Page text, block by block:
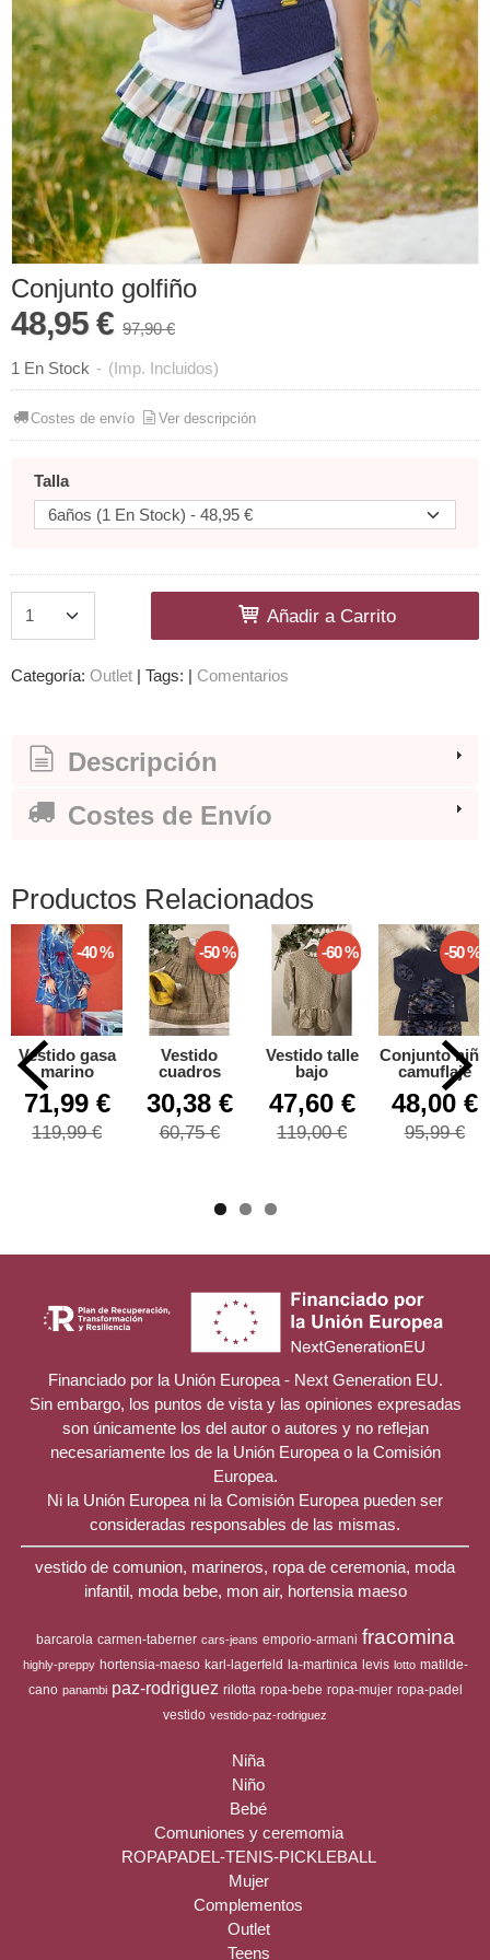
Conjunto golfiño
48,95 € 97,90 €
1 En Stock - (Imp. Incluidos)
Costes de envío Ver descripción
Talla
Añadir a Carrito
Categoría: Outlet | Tags: | Comentarios
Descripción
Costes de Envío
Productos Relacionados
-40 %
Vestido gasa
marino
71,99 €
119,99 €
-50 %
Vestido
cuadros
30,38 €
60,75 €
-60 %
Vestido talle
bajo
47,60 €
119,00 €
-50 %
Conjunto niño
camuflaje
48,00 €
95,99 €
Financiado por la Unión Europea - Next Generation EU.
Sin embargo, los puntos de vista y las opiniones expresadas
son únicamente los del autor o autores y no reflejan
necesariamente los de la Unión Europea o la Comisión
Europea.
Ni la Unión Europea ni la Comisión Europea pueden ser
consideradas responsables de las mismas.
vestido de comunion, marineros, ropa de ceremonia, moda
infantil, moda bebe, mon air, hortensia maeso
barcarola carmen-taberner cars-jeans emporio-armani fracomina
highly-preppy hortensia-maeso karl-lagerfeld la-martinica levis lotto matilde-
cano panambi paz-rodriguez rilotta ropa-bebe ropa-mujer ropa-padel
vestido vestido-paz-rodriguez
Niña
Niño
Bebé
Comuniones y ceremomia
ROPAPADEL-TENIS-PICKLEBALL
Mujer
Complementos
Outlet
Teens